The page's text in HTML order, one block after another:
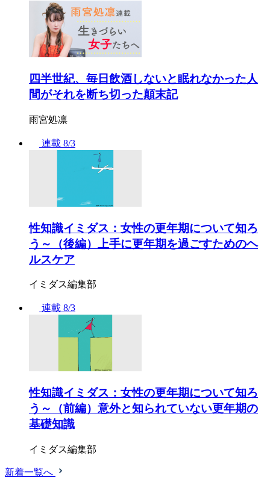
四半世紀、毎日飲酒しないと眠れなかった人
間がそれを断ち切った顛末記
雨宮処凛
連載 8/3
性知識イミダス：女性の更年期について知ろ
う～（後編）上手に更年期を過ごすためのヘ
ルスケア
イミダス編集部
連載 8/3
性知識イミダス：女性の更年期について知ろ
う～（前編）意外と知られていない更年期の
基礎知識
イミダス編集部
新着一覧へ